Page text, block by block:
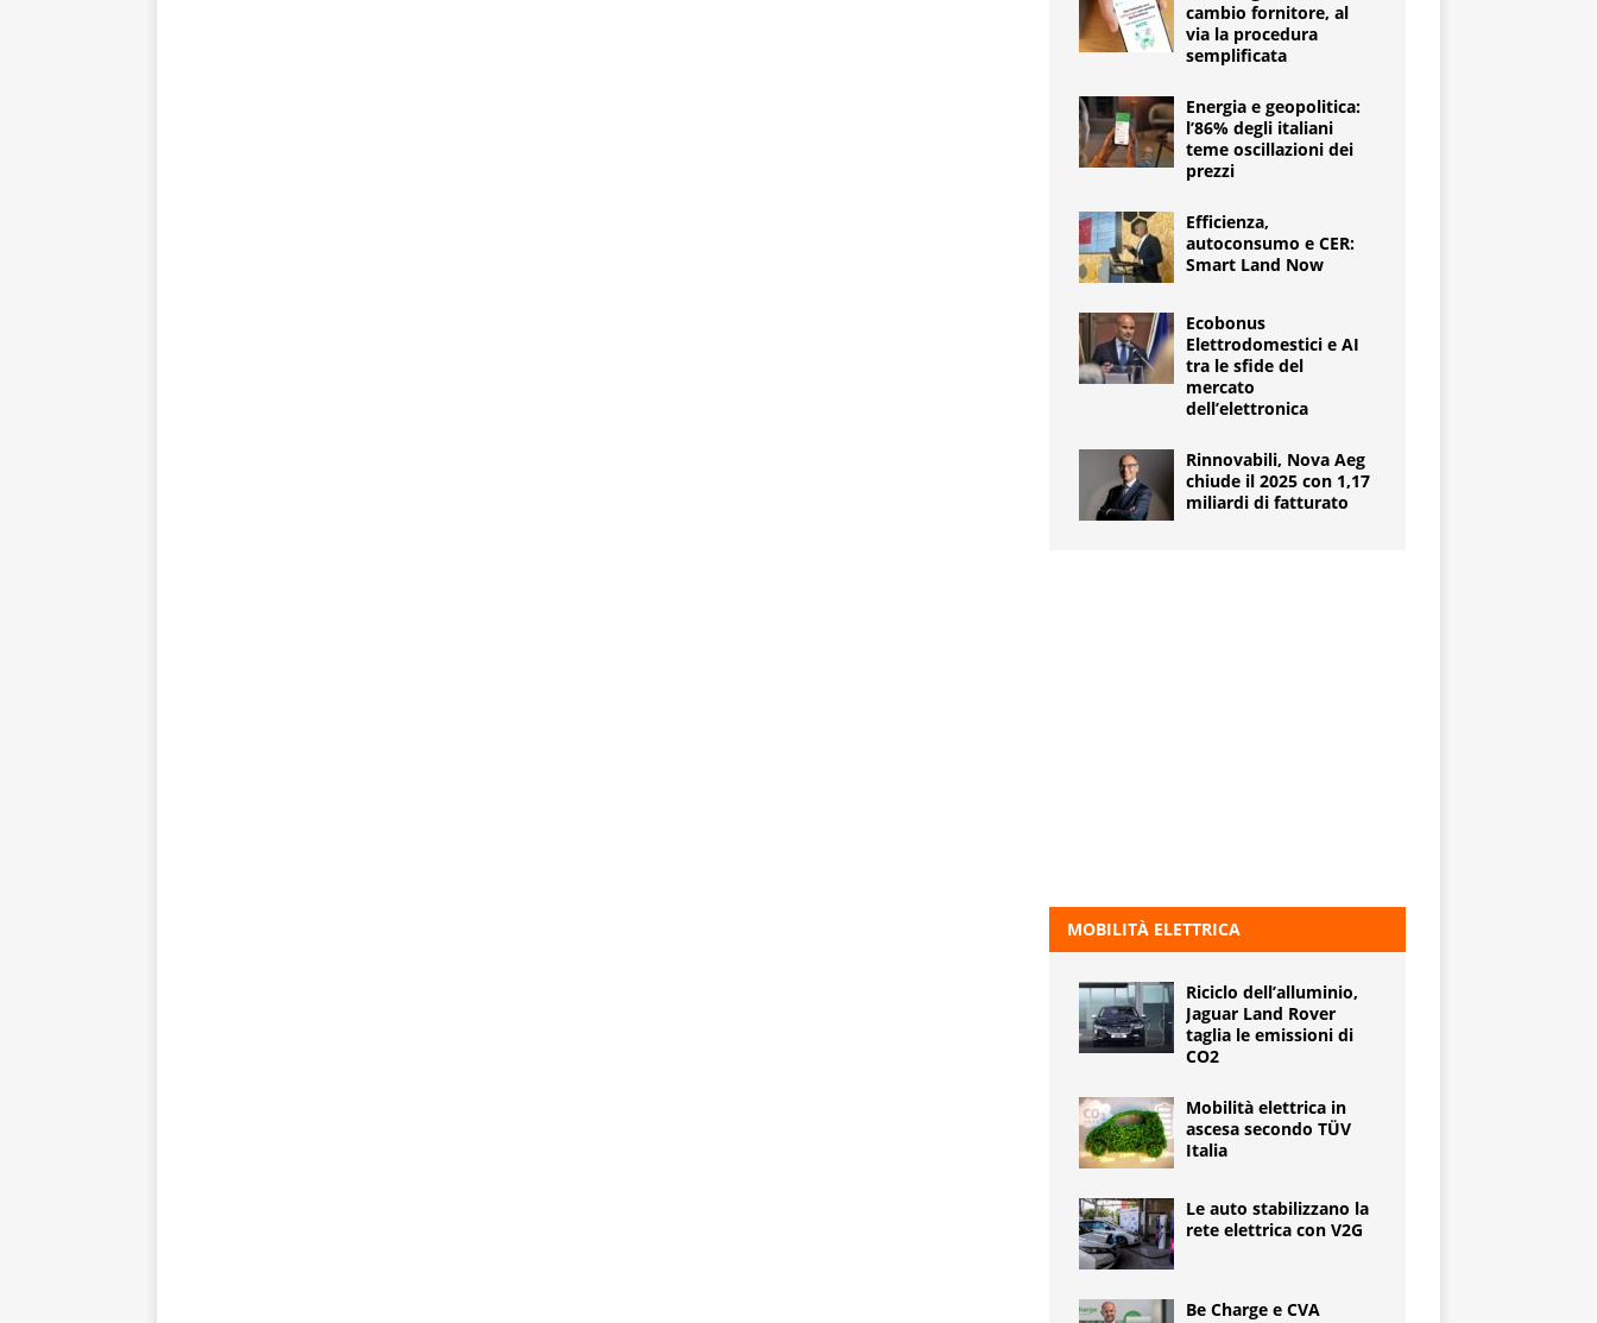
cambio fornitore, al
via la procedura
semplificata
Energia e geopolitica:
l’86% degli italiani
teme oscillazioni dei
prezzi
Efficienza,
autoconsumo e CER:
Smart Land Now
Ecobonus
Elettrodomestici e AI
tra le sfide del
mercato
dell’elettronica
Rinnovabili, Nova Aeg
chiude il 2025 con 1,17
miliardi di fatturato
MOBILITÀ ELETTRICA
Riciclo dell’alluminio,
Jaguar Land Rover
taglia le emissioni di
CO2
Mobilità elettrica in
ascesa secondo TÜV
Italia
Le auto stabilizzano la
rete elettrica con V2G
Be Charge e CVA